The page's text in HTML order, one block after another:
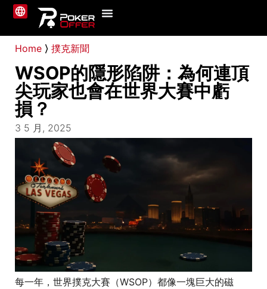
Home ⟩ 撲克新聞
WSOP的隱形陷阱：為何連頂
尖玩家也會在世界大賽中虧
損？
3 5 月, 2025
每一年，世界撲克大賽（WSOP）都像一塊巨大的磁